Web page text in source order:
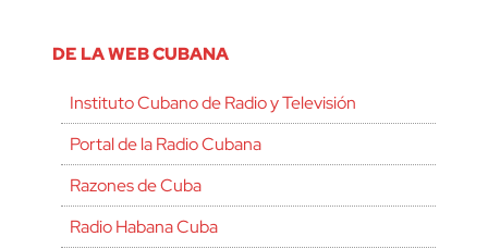
DE LA WEB CUBANA
Instituto Cubano de Radio y Televisión
Portal de la Radio Cubana
Razones de Cuba
Radio Habana Cuba